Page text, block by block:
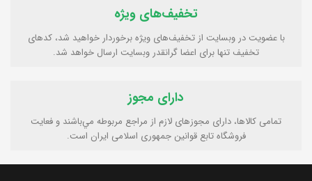
تخفیف‌های ویژه
با عضویت در وبسایت از تخفیف‌های ویژه برخوردار خواهید شد، کدهای
تخفیف تنها برای اعضا گرانقدر وبسایت ارسال خواهد شد.
دارای مجوز
تمامی كالاها، دارای مجوزهای لازم از مراجع مربوطه مي‌باشند و فعایت
فروشگاه تابع قوانين جمهوری اسلامی ايران است.